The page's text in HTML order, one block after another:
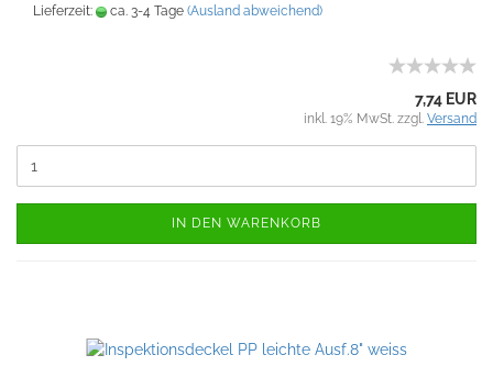
Lieferzeit:
ca. 3-4 Tage (Ausland abweichend)
7,74 EUR
inkl. 19% MwSt. zzgl. Versand
IN DEN WARENKORB